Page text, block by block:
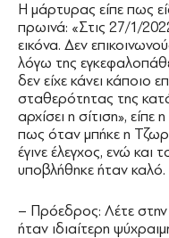
Η μάρτυρας είπε πως
πρωινά: «Στις 27/1/
εικόνα. Δεν
λόγω της
δεν είχε κάνει κάποιο
σταθερότητας της
αρχίσει η σίτιση»,
πως όταν μπήκε η
έγινε έλεγχος, ενώ
υποβλήθηκε ήταν καλό.
– Πρόεδρος: Λέτε
ήταν ιδιαίτερη